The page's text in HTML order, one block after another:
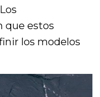
que estos
los modelos